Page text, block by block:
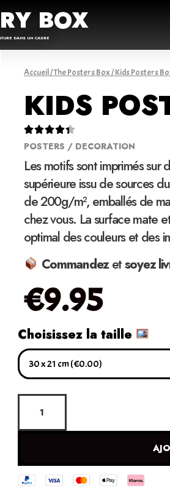
BOX
DANS UN CADRE
Accueil/The Posters Box/Kids Posters
KIDS

POSTERS / DECORATION
Les motifs sont imprimés
supérieure issu de sources
de 200g/m², emballés de
chez vous. La surface mate
optimal des couleurs et des
Commandezetsoyez
€9.95
Choisissez la taille